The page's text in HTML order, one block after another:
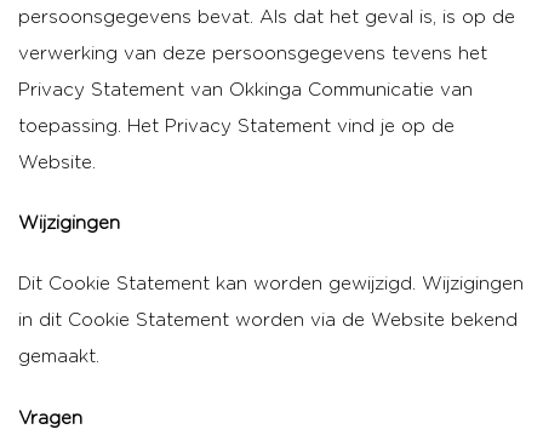
persoonsgegevens bevat. Als dat het geval is, is op de
verwerking van deze persoonsgegevens tevens het
Privacy Statement van Okkinga Communicatie van
toepassing. Het Privacy Statement vind je op de
Website.
Wijzigingen
Dit Cookie Statement kan worden gewijzigd. Wijzigingen
in dit Cookie Statement worden via de Website bekend
gemaakt.
Vragen